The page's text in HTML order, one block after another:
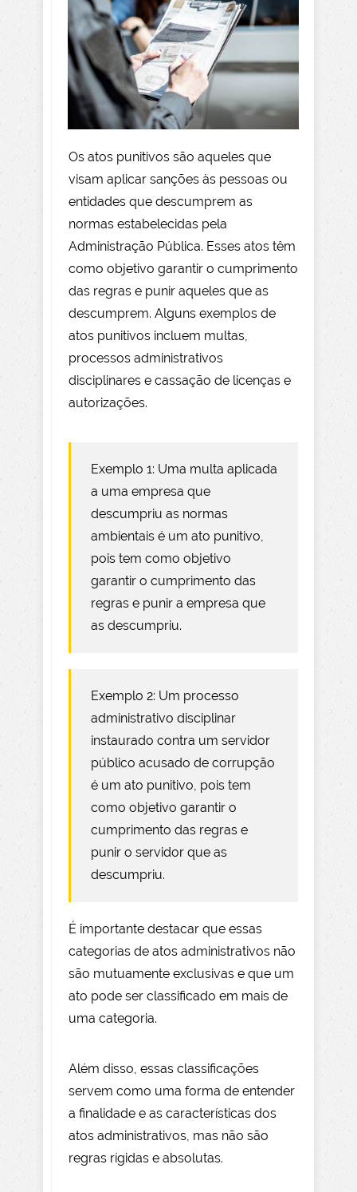
Os atos punitivos são aqueles que
visam aplicar sanções às pessoas ou
entidades que descumprem as
normas estabelecidas pela
Administração Pública. Esses atos têm
como objetivo garantir o cumprimento
das regras e punir aqueles que as
descumprem. Alguns exemplos de
atos punitivos incluem multas,
processos administrativos
disciplinares e cassação de licenças e
autorizações.
Exemplo 1: Uma multa aplicada
a uma empresa que
descumpriu as normas
ambientais é um ato punitivo,
pois tem como objetivo
garantir o cumprimento das
regras e punir a empresa que
as descumpriu.
Exemplo 2: Um processo
administrativo disciplinar
instaurado contra um servidor
público acusado de corrupção
é um ato punitivo, pois tem
como objetivo garantir o
cumprimento das regras e
punir o servidor que as
descumpriu.
É importante destacar que essas
categorias de atos administrativos não
são mutuamente exclusivas e que um
ato pode ser classificado em mais de
uma categoria.
Além disso, essas classificações
servem como uma forma de entender
a finalidade e as características dos
atos administrativos, mas não são
regras rígidas e absolutas.